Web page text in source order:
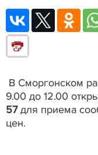
В Сморгонском
9.00 до 12.00
57для приема
цен.